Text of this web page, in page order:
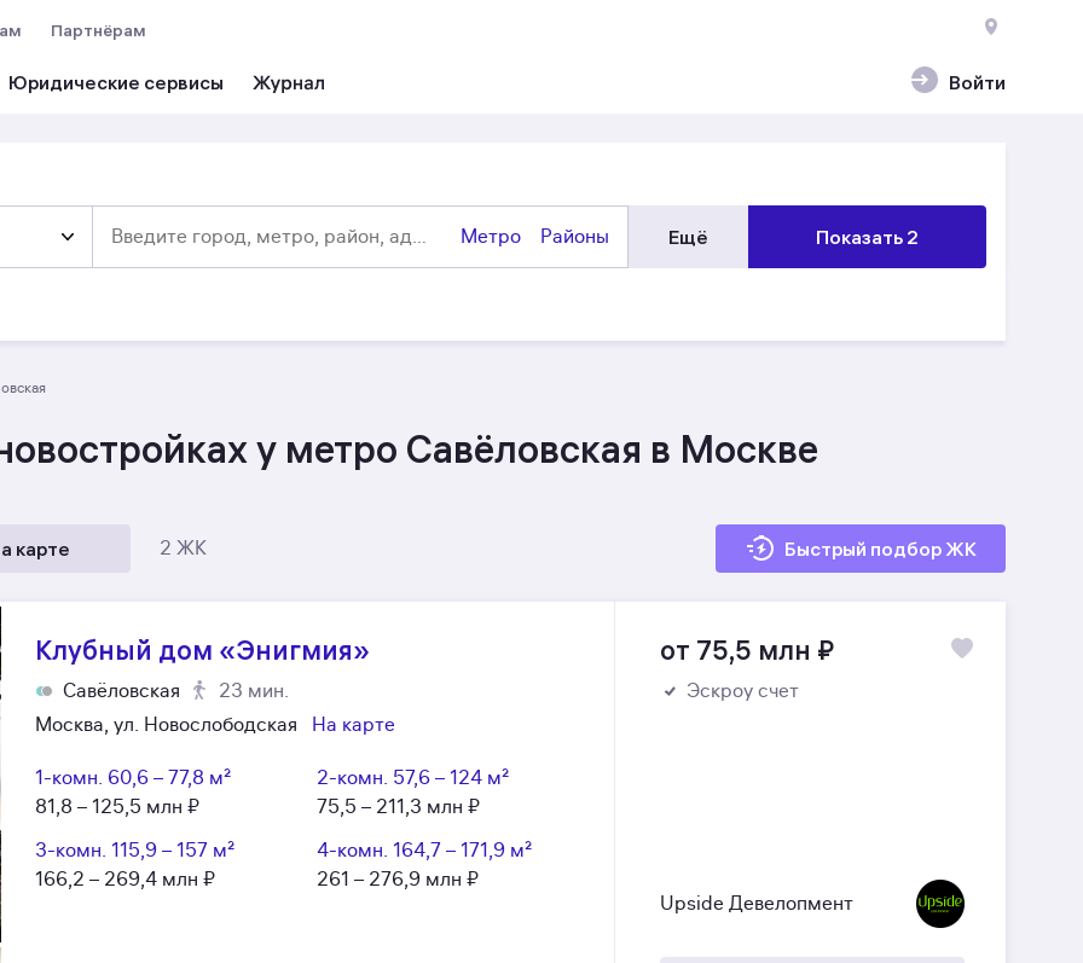
Войти
Юридические сервисы
Партнёрам
Метро Районы Ещё Показать 2
у метро Савёловская в Москве
карте 2 ЖК Быстрый подбор ЖК
Клубный дом «Энигмия»
Савёловская
23 мин.
Москва, ул. Новослободская
На карте
1-комн. 60,6 – 77,8 м²
81,8 – 125,5 млн ₽
2-комн. 57,6 – 124 м²
75,5 – 211,3 млн ₽
3-комн. 115,9 – 157 м²
166,2 – 269,4 млн ₽
4-комн. 164,7 – 171,9 м²
261 – 276,9 млн ₽
от 75,5 млн ₽
Эскроу счет
Upside Девелопмент